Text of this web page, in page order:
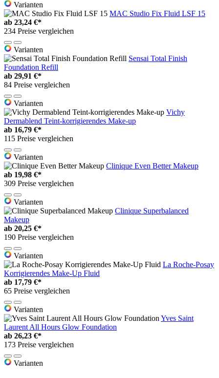
Varianten
MAC Studio Fix Fluid LSF 15
ab 23,24 €*
234 Preise vergleichen
Varianten
Sensai Total Finish
Foundation Refill
ab 29,91 €*
84 Preise vergleichen
Varianten
Vichy
Dermablend Teint-korrigierendes Make-up
ab 16,79 €*
115 Preise vergleichen
Varianten
Clinique Even Better Makeup
ab 19,98 €*
309 Preise vergleichen
Varianten
Clinique Superbalanced
Makeup
ab 20,25 €*
190 Preise vergleichen
Varianten
La Roche-Posay
Korrigierendes Make-Up Fluid
ab 17,79 €*
65 Preise vergleichen
Varianten
Yves Saint
Laurent All Hours Glow Foundation
ab 26,23 €*
173 Preise vergleichen
Varianten